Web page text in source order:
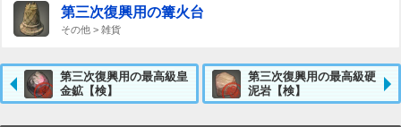
第三次復興用の篝火台
その他 > 雑貨
第三次復興用の最高級皇
金鉱【検】
第三次復興用の最高級硬
泥岩【検】